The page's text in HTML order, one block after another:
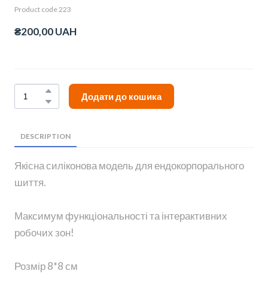
Product code 223
₴200,00 UAH
Додати до кошика
DESCRIPTION
Якісна силіконова модель для ендокорпорального
шиття.
Максимум функціональності та інтерактивних
робочих зон!
Розмір 8*8 см